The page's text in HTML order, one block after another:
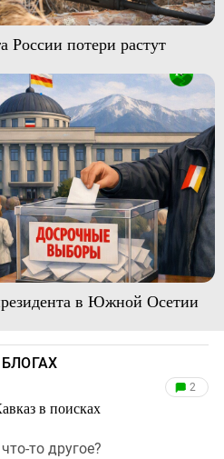
потери растут
в Южной Осетии
в поисках
2
то другое?